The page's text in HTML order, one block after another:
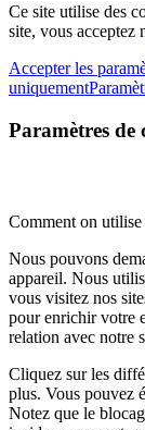
Ce site utilise des
site, vous acceptez
Accepter les
uniquement
Paramètres de
Comment on utilise
Nous pouvons
appareil. Nous
vous visitez nos
pour enrichir votre
relation avec notre
Cliquez sur les
plus. Vous pouvez
Notez que le